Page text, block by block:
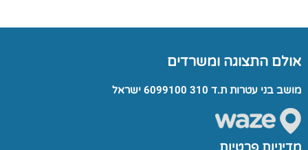
אולם התצוגה ומשרדים
מושב בני עטרות ת.ד 310 6099100 ישראל